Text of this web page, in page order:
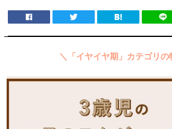
＼「イヤイヤ期」カテゴリの